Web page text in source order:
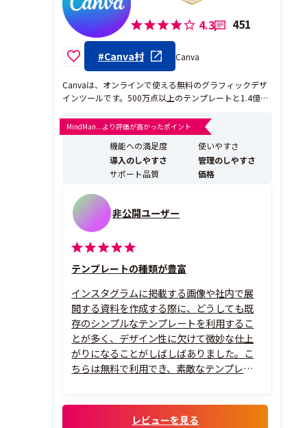
4.3 451
#Canva村 Canva
Canvaは、オンラインで使える無料のグラフィックデザ
インツールです。500万点以上のテンプレートと1.4億点
し、ドラッグ＆ドロップ操作で直感的にあらゆるデザイ
ンを作成できます。 Canvaの特長は、デザインの経験が
ない人でも、短時間でプロフェッショナルに見え...
MindMan...より評価が高かったポイント
機能への満足度
使いやすさ
導入のしやすさ
管理のしやすさ
サポート品質
価格
非公開ユーザー
テンプレートの種類が豊富
インスタグラムに掲載する画像や社内で展
開する資料を作成する際に、どうしても既
存のシンプルなテンプレートを利用するこ
とが多く、デザイン性に欠けて微妙な仕上
がりになることがしばしばありました。こ
ちらは無料で利用でき、素敵なテンプレート
できて、とても満足しています。
レビューを見る